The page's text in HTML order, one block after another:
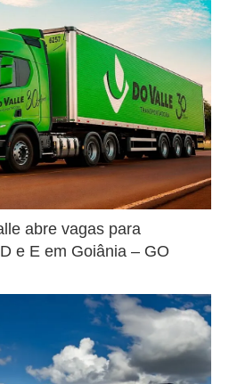
abre vagas para
e E em Goiânia – GO